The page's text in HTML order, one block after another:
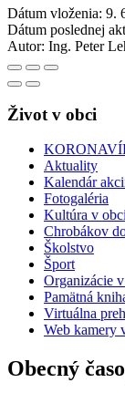
Dátum vloženia: 9.
Dátum poslednej
Autor: Ing. Peter
Život v obci
Aktuality
Kalendár
Fotogaléria
Kultúra v obci
Chrobákov
Školstvo
Šport
Organizácie
Pamätná
Virtuálna
Web kamery
Obecný